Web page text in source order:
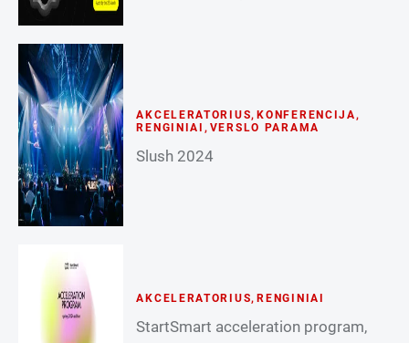
AKCELERATORIUS, KONFERENCIJA,
RENGINIAI , VERSLO PARAMA
Slush 2024
AKCELERATORIUS, RENGINIAI
StartSmart acceleration program,